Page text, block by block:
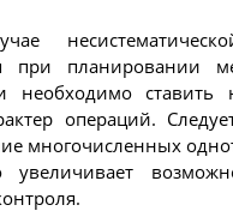
при планировании
необходимо
операций.
многочисленных
увеличивает